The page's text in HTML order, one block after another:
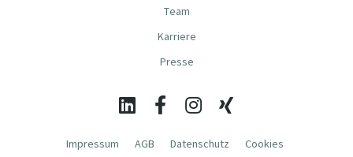
Team
Karriere
Presse
Impressum AGB Datenschutz Cookies